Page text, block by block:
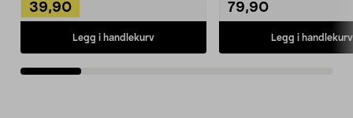
39,90
Legg i handlekurv
79,90
Legg i handlekurv